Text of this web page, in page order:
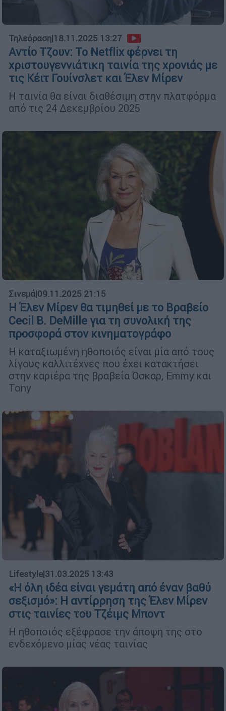
Τηλεόραση|18.11.2025 13:27
Αντίο Τζουν: Το Netflix φέρνει τη
χριστουγεννιάτικη ταινία της χρονιάς με
τις Κέιτ Γουίνσλετ και Έλεν Μίρεν
Η ταινία θα είναι διαθέσιμη στην πλατφόρμα
από τις 24 Δεκεμβρίου 2025
Σινεμά|09.11.2025 21:15
Η Έλεν Μίρεν θα τιμηθεί με το Βραβείο
Cecil B. DeMille για τη συνολική της
προσφορά στον κινηματογράφο
Η καταξιωμένη ηθοποιός είναι μία από τους
λίγους καλλιτέχνες που έχει κατακτήσει
στην καριέρα της βραβεία Όσκαρ, Emmy και
Tony
Lifestyle|31.03.2025 13:43
«Η όλη ιδέα είναι γεμάτη από έναν βαθύ
σεξισμό»: Η αντίρρηση της Έλεν Μίρεν
στις ταινίες του Τζέιμς Μποντ
Η ηθοποιός εξέφρασε την άποψη της στο
ενδεχόμενο μίας νέας ταινίας